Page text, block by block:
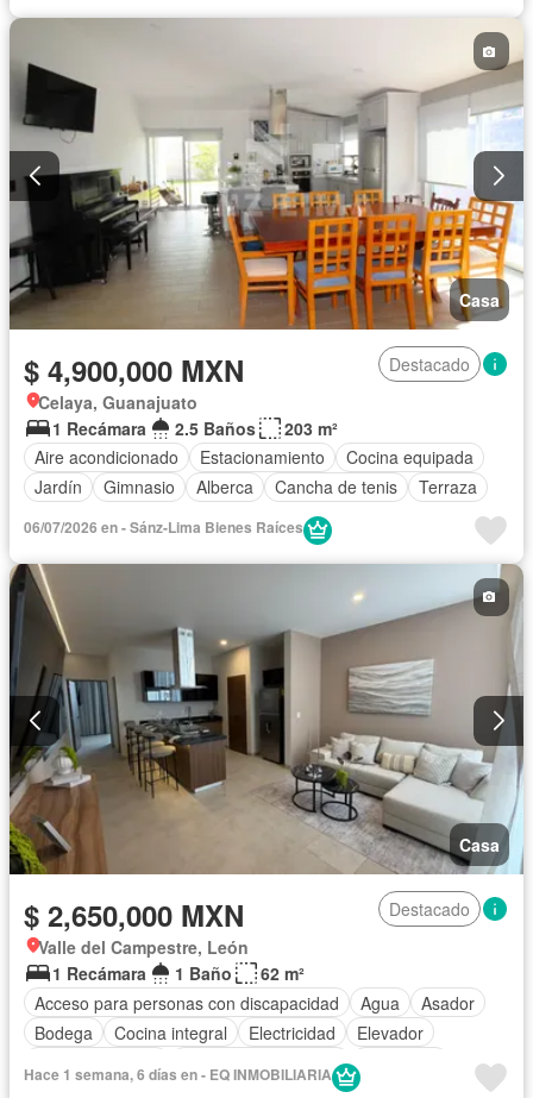
Casa
$ 4,900,000 MXN
Destacado
Celaya, Guanajuato
1 Recámara
2.5 Baños
203 m²
Aire acondicionado
Estacionamiento
Cocina equipada
Jardín
Gimnasio Alberca Cancha de tenis Terraza
06/07/2026 en - Sánz-Lima Bienes Raíces
Casa
$ 2,650,000 MXN
Destacado
Valle del Campestre, León
1 Recámara
1 Baño
62 m²
Acceso para personas con discapacidad
Agua
Asador
Bodega
Cocina integral Electricidad
Elevador
Recámara con closet
Hace 1 semana, 6 días en - EQ INMOBILIARIA